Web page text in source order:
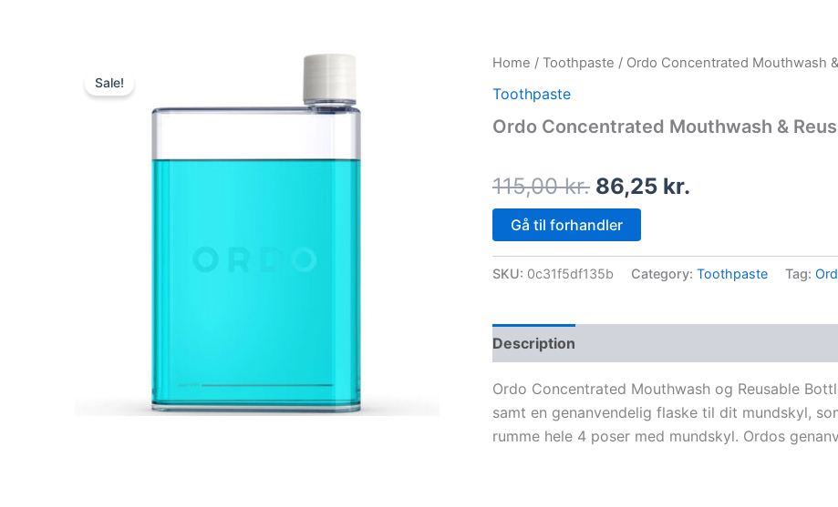
Sale!
Home / Toothpaste / Ordo Concentrated Mouthwash
Toothpaste
Ordo Concentrated Mouthwash &
115,00kr.
Original
was:
115,00 kr..
86,25 kr.
Current
is:
Gå til forhandler
SKU: 0c31f5df135b Category: Toothpaste Tag:
Description
Ordo Concentrated Mouthwash og Reusable
samt en genanvendelig flaske til dit mundskyl,
rumme hele 4 poser med mundskyl. Ordos